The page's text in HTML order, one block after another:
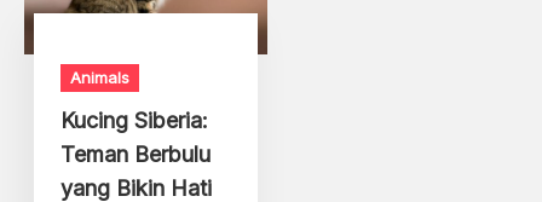
Animals
Kucing Siberia:
Teman Berbulu
yang Bikin Hati